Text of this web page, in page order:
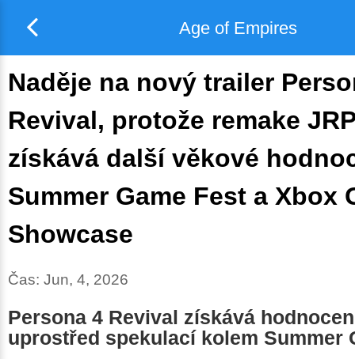
Age of Empires
Naděje na nový trailer
Revival, protože remake
získává další věkové
Summer Game Fest a Xbox
Showcase
Čas: Jun, 4, 2026
Persona 4 Revival získává
uprostřed spekulací kolem Summer